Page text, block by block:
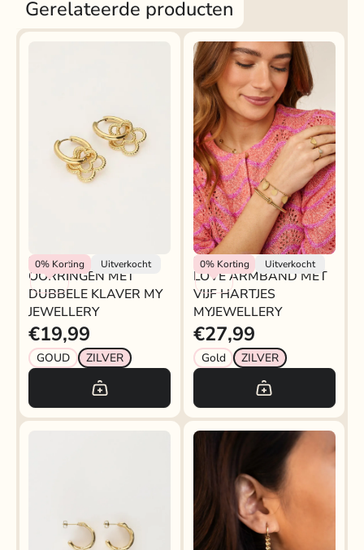
Gerelateerde producten
0% Korting Uitverkocht
My Jewellery
OORRINGEN MET
DUBBELE KLAVER MY
JEWELLERY
€19,99
GOUD ZILVER
0%Korting Uitverkocht
My Jewellery
LOVE ARMBAND MET
VIJF HARTJES
MYJEWELLERY
€27,99
Gold ZILVER